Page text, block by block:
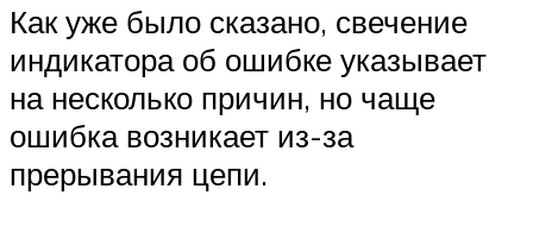
Как уже было сказано, свечение
индикатора об ошибке указывает
на несколько причин, но чаще
ошибка возникает из-за
прерывания цепи.